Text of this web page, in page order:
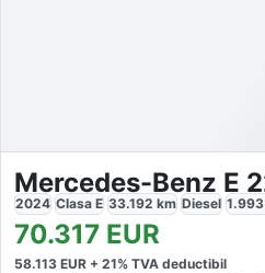
2024 Clasa E 33.192 km Diesel 1.993
70.317 EUR
58.113 EUR + 21% TVA deductibil